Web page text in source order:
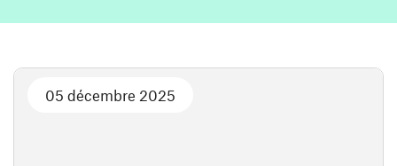
05 décembre 2025